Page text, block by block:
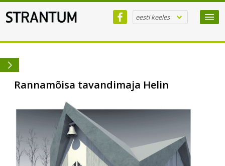
eesti keeles
Rannamõisa tavandimaja Helin